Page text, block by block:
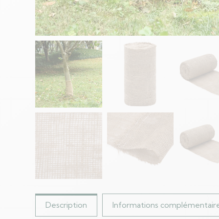
Description Informations